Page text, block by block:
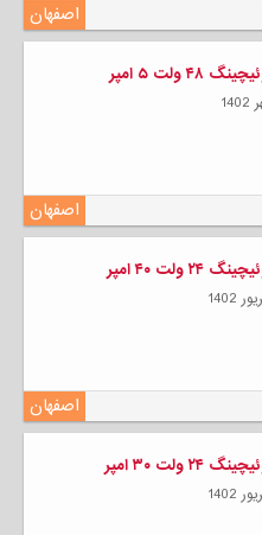
اصفهان
ولت ۵ امپر
اصفهان
ولت ۴۰ امپر
اصفهان
ولت ۳۰ امپر